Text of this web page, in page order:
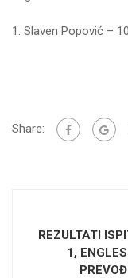
1. Slaven Popović –
Share:
REZULTATI
1,